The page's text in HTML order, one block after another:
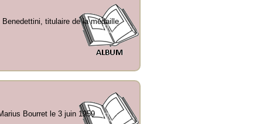
titulaire de la médaille
Bourret le 3 juin 1959